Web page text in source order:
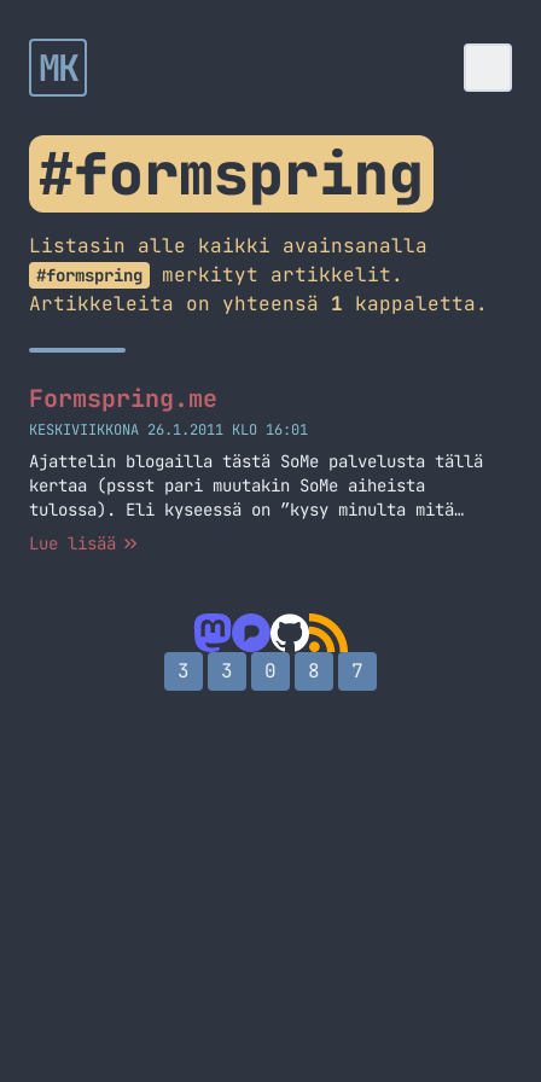
MK
#formspring
Listasin alle kaikki avainsanalla
#formspring
merkityt artikkelit.
Artikkeleita on yhteensä 1 kappaletta.
Formspring.me
KESKIVIIKKONA 26.1.2011 KLO 16:01
Ajattelin blogailla tästä SoMe palvelusta tällä
kertaa (pssst pari muutakin SoMe aiheista
tulossa). Eli kyseessä on ”kysy minulta mitä
tahansa” -tyyppinen palvelu. Eli sinä voit kysyä
Tietysti en takaa, että vastaan, sillä olen siellä
omalla nimelläni ja… Jatka lukemista Formspring.me
Lue lisää
3 3 0 8 7